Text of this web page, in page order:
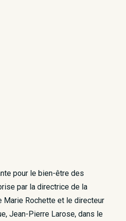
pour le bien-être des
par la directrice de la
Marie Rochette et le directeur
Jean-Pierre Larose, dans le